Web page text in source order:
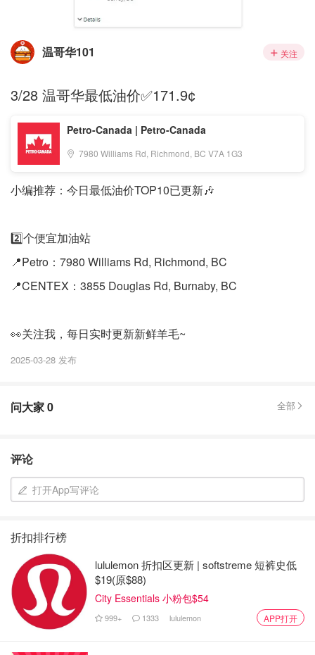
温哥华101 关注
3/28 温哥华最低油价✅171.9¢
Petro-Canada | Petro-Canada
7980 Williams Rd, Richmond, BC V7A 1G3
小编推荐：今日最低油价TOP10已更新🎶
2️⃣个便宜加油站
📍Petro：7980 Williams Rd, Richmond, BC
📍CENTEX：3855 Douglas Rd, Burnaby, BC
👀关注我，每日实时更新新鲜羊毛~
2025-03-28 发布
问大家0 全部
评论
打开App写评论
折扣排行榜
lululemon 折扣区更新 | softstreme 短裤史低
$19(原$88)
City Essentials 小粉包$54
999+ 1333 lululemon APP打开